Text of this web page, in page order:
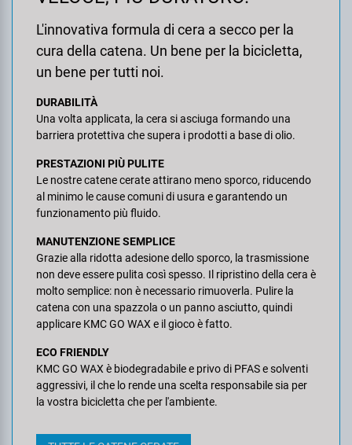
Trail-Gator
Velo
Tutte le marche
L'innovativa formula di cera a secco per la
cura della catena. Un bene per la bicicletta,
un bene per tutti noi.
DURABILITÀ
Una volta applicata, la cera si asciuga formando una
barriera protettiva che supera i prodotti a base di olio.
PRESTAZIONI PIÙ PULITE
Le nostre catene cerate attirano meno sporco, riducendo
al minimo le cause comuni di usura e garantendo un
funzionamento più fluido.
MANUTENZIONE SEMPLICE
Grazie alla ridotta adesione dello sporco, la trasmissione
non deve essere pulita così spesso. Il ripristino della cera è
molto semplice: non è necessario rimuoverla. Pulire la
catena con una spazzola o un panno asciutto, quindi
applicare KMC GO WAX e il gioco è fatto.
ECO FRIENDLY
KMC GO WAX è biodegradabile e privo di PFAS e solventi
aggressivi, il che lo rende una scelta responsabile sia per
la vostra bicicletta che per l'ambiente.